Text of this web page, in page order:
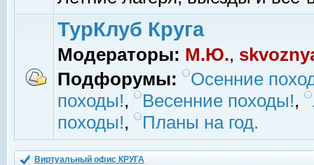
ТурКлуб Круга
Модераторы: М.Ю.,
Подфорумы:
Осенние
походы!, Весенние походы!,
походы!, Планы на год.
Виртуальный офис КРУГА